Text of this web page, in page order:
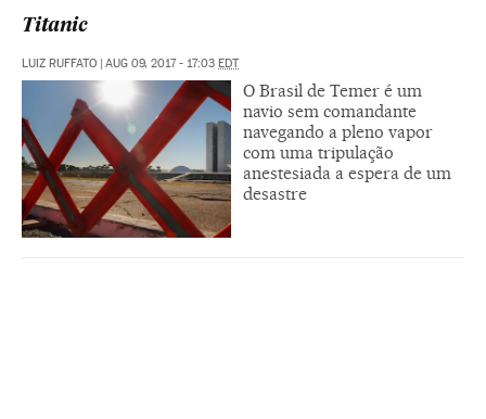
Titanic
LUIZ RUFFATO AUG 09, 2017 - 17:03 EDT
O Brasil de Temer é um
navio sem comandante
navegando a pleno vapor
com uma tripulação
anestesiada a espera de um
desastre